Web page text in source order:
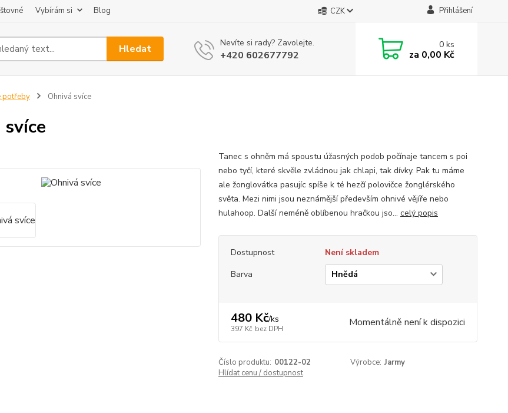
Vybírám si Blog CZK Přihlášení
Hledat Nevíte si rady? Zavolejte.
+420 602677792
0ks
za 0,00 Kč
potřeby Ohnivá svíce
Tanec s ohněm má spoustu úžasných podob počínaje tancem s poi
nebo tyčí, které skvěle zvládnou jak chlapi, tak dívky. Pak tu máme
ale žonglovátka pasujíc spíše k té hezčí polovičce žonglérského
světa. Mezi nimi jsou neznámější především ohnivé vějíře nebo
hulahoop. Další neméně oblíbenou hračkou jso... celý popis
Dostupnost
Není skladem
Barva
480 Kč/ks
397 Kč bez DPH Momentálně není k dispozici
Číslo produktu: 00122-02 Výrobce: Jarmy
Hlídat cenu / dostupnost